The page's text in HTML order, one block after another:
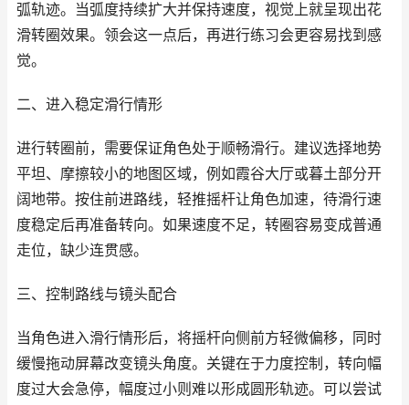
弧轨迹。当弧度持续扩大并保持速度，视觉上就呈现出花
滑转圈效果。领会这一点后，再进行练习会更容易找到感
觉。
二、进入稳定滑行情形
进行转圈前，需要保证角色处于顺畅滑行。建议选择地势
平坦、摩擦较小的地图区域，例如霞谷大厅或暮土部分开
阔地带。按住前进路线，轻推摇杆让角色加速，待滑行速
度稳定后再准备转向。如果速度不足，转圈容易变成普通
走位，缺少连贯感。
三、控制路线与镜头配合
当角色进入滑行情形后，将摇杆向侧前方轻微偏移，同时
缓慢拖动屏幕改变镜头角度。关键在于力度控制，转向幅
度过大会急停，幅度过小则难以形成圆形轨迹。可以尝试